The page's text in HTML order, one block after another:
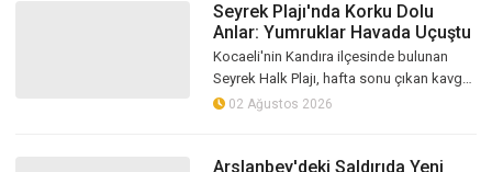
Seyrek Plajı'nda Korku Dolu
Anlar: Yumruklar Havada Uçuştu
Kocaeli'nin Kandıra ilçesinde bulunan
Seyrek Halk Plajı, hafta sonu çıkan kavga
nedeniyle korku dolu anlara sahne oldu.
02 Ağustos 2026
Arslanbey'deki Saldırıda Yeni